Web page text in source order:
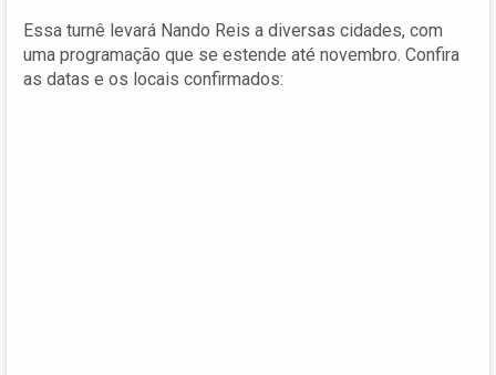
Essa turnê levará Nando Reis a diversas cidades, com
uma programação que se estende até novembro. Confira
as datas e os locais confirmados: